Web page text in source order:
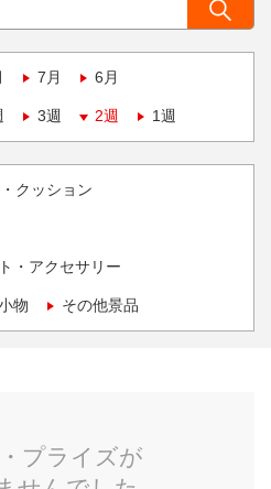
7月 6月
3週 2週 1週
クッション
・アクセサリー
物 その他景品